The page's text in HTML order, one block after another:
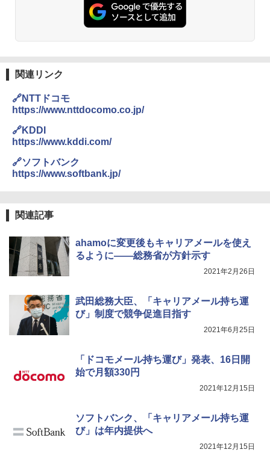
関連リンク
🔗NTTドコモ
https://www.nttdocomo.co.jp/
🔗KDDI
https://www.kddi.com/
🔗ソフトバンク
https://www.softbank.jp/
関連記事
ahamoに変更後もキャリアメールを使え
るように――総務省が方針示す
2021年2月26日
武田総務大臣、「キャリアメール持ち運
び」制度で競争促進目指す
2021年6月25日
「ドコモメール持ち運び」発表、16日開
始で月額330円
2021年12月15日
ソフトバンク、「キャリアメール持ち運
び」は年内提供へ
2021年12月15日